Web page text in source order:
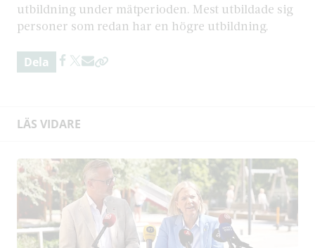
utbildning under mätperioden. Mest utbildade sig
personer som redan har en högre utbildning.
Dela
LÄS VIDARE